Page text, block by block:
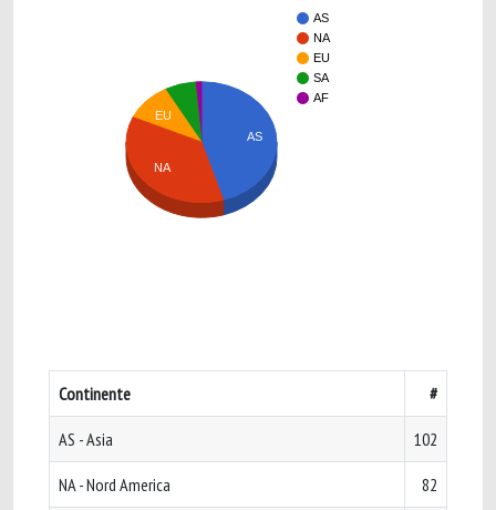
AS
NA
EU
SA
AF
AS
EU
NA
Continente #
AS - Asia 102
NA - Nord America 82